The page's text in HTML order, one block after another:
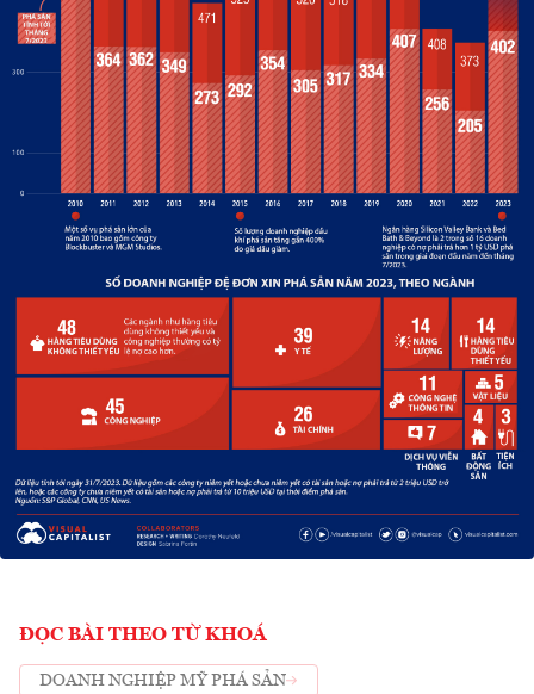
ĐỌC BÀI THEO TỪ KHOÁ
DOANH NGHIỆP MỸ PHÁ SẢN